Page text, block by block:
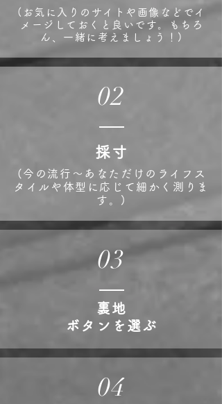
(お気に入りのサイトや画像などでイ
メージしておくと良いです。もちろ
ん、一緒に考えましょう！)
02
採寸
(今の流行〜あなただけのライフス
タイルや体型に応じて細かく測りま
す。)
03
裏地
ボタンを選ぶ
04